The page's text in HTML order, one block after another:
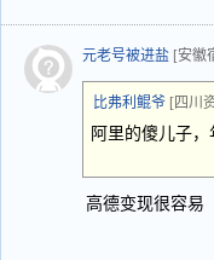
元老号被进盐 [安徽
比弗利鲲爷 [四川
阿里的傻儿子
高德变现很容易